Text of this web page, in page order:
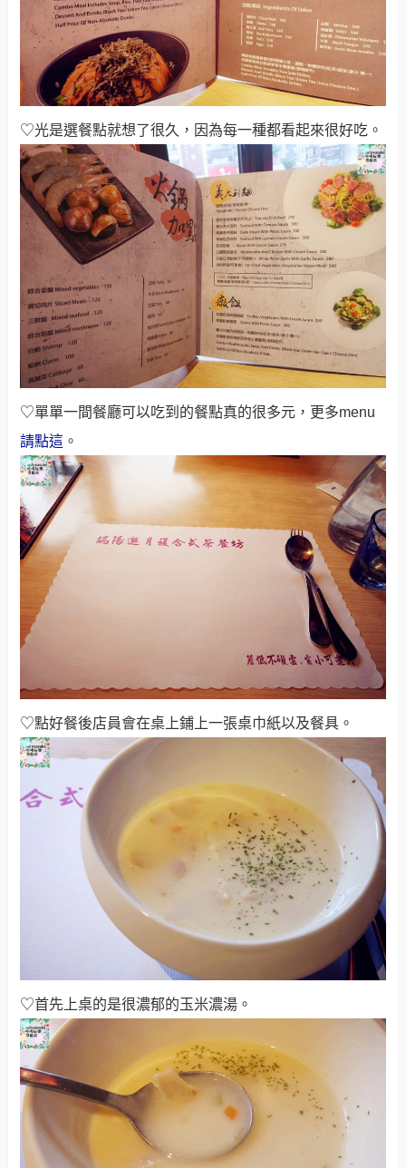
♡光是選餐點就想了很久，因為每一種都看起來很好吃。
♡單單一間餐廳可以吃到的餐點真的很多元，更多menu
請點這 。
♡點好餐後店員會在桌上鋪上一張桌巾紙以及餐具。
♡首先上桌的是很濃郁的玉米濃湯。